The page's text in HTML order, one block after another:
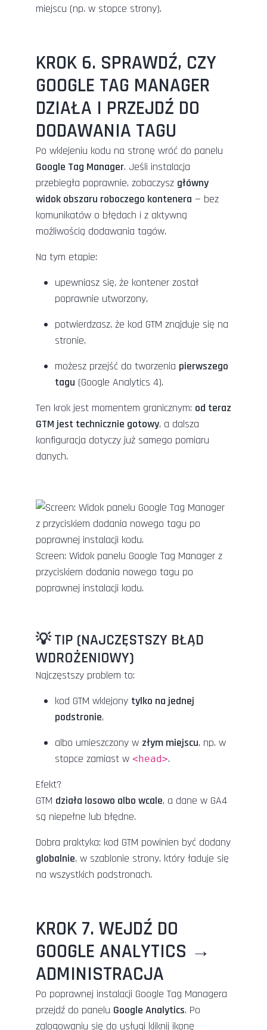
miejscu (np. w stopce strony).
KROK 6. SPRAWDŹ, CZY
GOOGLE TAG MANAGER
DZIAŁA I PRZEJDŹ DO
DODAWANIA TAGU
Po wklejeniu kodu na stronę wróć do panelu
Google Tag Manager. Jeśli instalacja
przebiegła poprawnie, zobaczysz główny
widok obszaru roboczego kontenera — bez
komunikatów o błędach i z aktywną
możliwością dodawania tagów.
Na tym etapie:
upewniasz się, że kontener został
poprawnie utworzony,
potwierdzasz, że kod GTM znajduje się na
stronie,
możesz przejść do tworzenia pierwszego
tagu (Google Analytics 4).
Ten krok jest momentem granicznym: od teraz
GTM jest technicznie gotowy, a dalsza
konfiguracja dotyczy już samego pomiaru
danych.
Screen: Widok panelu Google Tag Manager z
przyciskiem dodania nowego tagu po
poprawnej instalacji kodu.
💡 TIP (NAJCZĘSTSZY BŁĄD
WDROŻENIOWY)
Najczęstszy problem to:
kod GTM wklejony tylko na jednej
podstronie,
albo umieszczony w złym miejscu, np. w
stopce zamiast w <head>.
Efekt?
GTM działa losowo albo wcale, a dane w GA4
są niepełne lub błędne.
Dobra praktyka: kod GTM powinien być dodany
globalnie, w szablonie strony, który ładuje się
na wszystkich podstronach.
KROK 7. WEJDŹ DO
GOOGLE ANALYTICS →
ADMINISTRACJA
Po poprawnej instalacji Google Tag Managera
przejdź do panelu Google Analytics. Po
zalogowaniu się do usługi kliknij ikonę